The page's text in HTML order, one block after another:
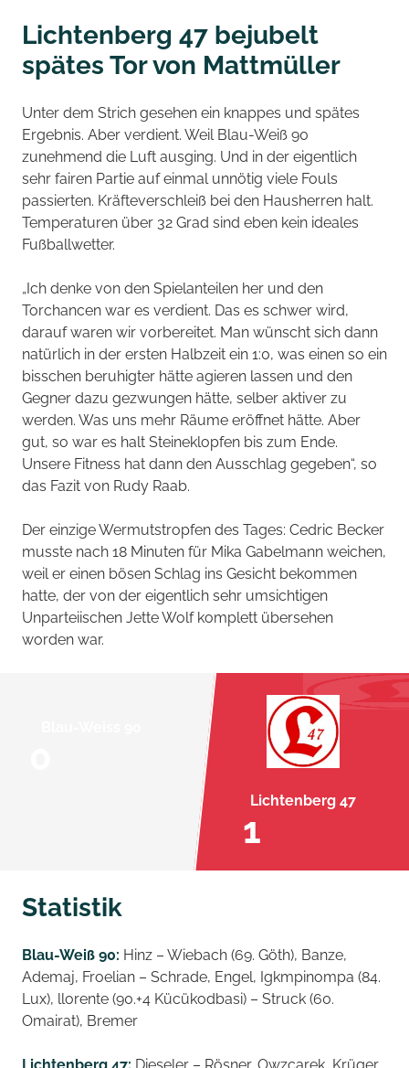
Lichtenberg 47 bejubelt
spätes Tor von Mattmüller
Unter dem Strich gesehen ein knappes und spätes
Ergebnis. Aber verdient. Weil Blau-Weiß 90
zunehmend die Luft ausging. Und in der eigentlich
sehr fairen Partie auf einmal unnötig viele Fouls
passierten. Kräfteverschleiß bei den Hausherren halt.
Temperaturen über 32 Grad sind eben kein ideales
Fußballwetter.
„Ich denke von den Spielanteilen her und den
Torchancen war es verdient. Das es schwer wird,
darauf waren wir vorbereitet. Man wünscht sich dann
natürlich in der ersten Halbzeit ein 1:0, was einen so ein
bisschen beruhigter hätte agieren lassen und den
Gegner dazu gezwungen hätte, selber aktiver zu
werden. Was uns mehr Räume eröffnet hätte. Aber
gut, so war es halt Steineklopfen bis zum Ende.
Unsere Fitness hat dann den Ausschlag gegeben“, so
das Fazit von Rudy Raab.
Der einzige Wermutstropfen des Tages: Cedric Becker
musste nach 18 Minuten für Mika Gabelmann weichen,
weil er einen bösen Schlag ins Gesicht bekommen
hatte, der von der eigentlich sehr umsichtigen
Unparteiischen Jette Wolf komplett übersehen
worden war.
Lichtenberg 47
1
Statistik
Blau-Weiß 90: Hinz – Wiebach (69. Göth), Banze,
Ademaj, Froelian – Schrade, Engel, Igkmpinompa (84.
Lux), llorente (90.+4 Kücükodbasi) – Struck (60.
Omairat), Bremer
Lichtenberg 47: Dieseler – Rösner, Owzcarek, Krüger